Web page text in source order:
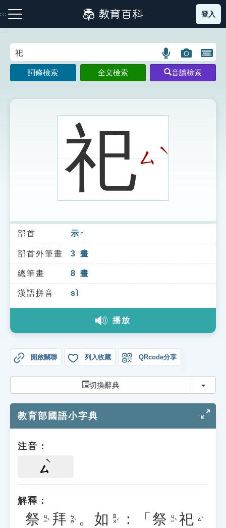
到
主
:::
注音索引圖示 筆畫索引圖示 部首索引表圖示
索引選單
知識索引
單字索引
生命大百科索引
教學應用
貓頭鷹博士
登入
:::
語
言
搜
示
圖
片
搜
開
鍵
圖
詞條檢索 全文檢索 音讀檢索
祀ㄙ ˋ
部首 示 ㄕˋ
部首外筆畫 3 畫
總筆畫 8 畫
漢語拼音 sì
播放
開啟關聯 列入收藏 QRcode分享
切換辭典 切換
教育部國語小字典
注音：
ㄙ
解釋：
祭 ㄐㄧˋ 拜 ㄅㄞˋ 。 如 ㄖㄨˊ ：「 祭 ㄐㄧˋ 祀 ㄙˋ